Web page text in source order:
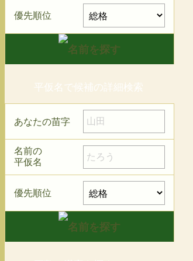
優先順位
平仮名で候補の詳細検索
あなたの苗字
名前の
平仮名
優先順位